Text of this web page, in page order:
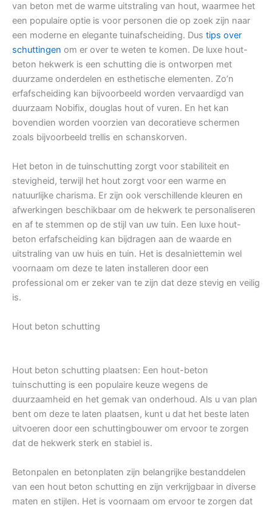
van beton met de warme uitstraling van hout, waarmee het
een populaire optie is voor personen die op zoek zijn naar
een moderne en elegante tuinafscheiding. Dus tips over
schuttingen om er over te weten te komen. De luxe hout-
beton hekwerk is een schutting die is ontworpen met
duurzame onderdelen en esthetische elementen. Zo’n
erfafscheiding kan bijvoorbeeld worden vervaardigd van
duurzaam Nobifix, douglas hout of vuren. En het kan
bovendien worden voorzien van decoratieve schermen
zoals bijvoorbeeld trellis en schanskorven.
Het beton in de tuinschutting zorgt voor stabiliteit en
stevigheid, terwijl het hout zorgt voor een warme en
natuurlijke charisma. Er zijn ook verschillende kleuren en
afwerkingen beschikbaar om de hekwerk te personaliseren
en af te stemmen op de stijl van uw tuin. Een luxe hout-
beton erfafscheiding kan bijdragen aan de waarde en
uitstraling van uw huis en tuin. Het is desalniettemin wel
voornaam om deze te laten installeren door een
professional om er zeker van te zijn dat deze stevig en veilig
is.
Hout beton schutting
Hout beton schutting plaatsen: Een hout-beton
tuinschutting is een populaire keuze wegens de
duurzaamheid en het gemak van onderhoud. Als u van plan
bent om deze te laten plaatsen, kunt u dat het beste laten
uitvoeren door een schuttingbouwer om ervoor te zorgen
dat de hekwerk sterk en stabiel is.
Betonpalen en betonplaten zijn belangrijke bestanddelen
van een hout beton schutting en zijn verkrijgbaar in diverse
maten en stijlen. Het is voornaam om ervoor te zorgen dat